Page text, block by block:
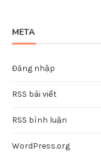
META
Đăng nhập
RSS bài viết
RSS bình luận
WordPress.org